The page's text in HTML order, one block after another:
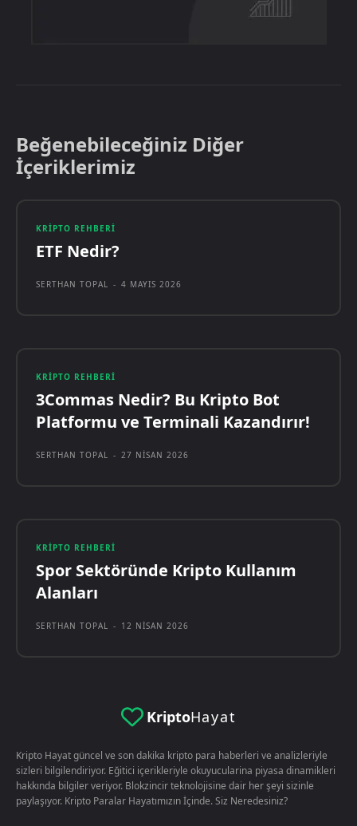
Beğenebileceğiniz Diğer
İçeriklerimiz
KRIPTO REHBERI
ETF Nedir?
SERTHAN TOPAL - 4 MAYIS 2026
KRIPTO REHBERI
3Commas Nedir? Bu Kripto Bot
Platformu ve Terminali Kazandırır!
SERTHAN TOPAL - 27 NISAN 2026
KRIPTO REHBERI
Spor Sektöründe Kripto Kullanım
Alanları
SERTHAN TOPAL - 12 NISAN 2026
KriptoHayat
Kripto Hayat güncel ve son dakika kripto para haberleri ve analizleriyle
sizleri bilgilendiriyor. Eğitici içerikleriyle okuyucularina piyasa dinamikleri
hakkında bilgiler veriyor. Blokzincir teknolojisine dair her şeyi sizinle
paylaşıyor. Kripto Paralar Hayatımızın İçinde. Siz Neredesiniz?